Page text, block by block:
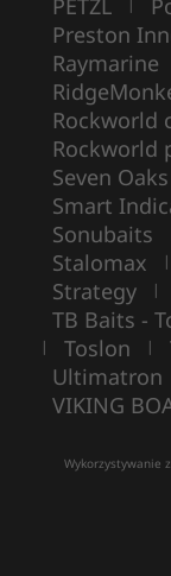
Preston
Raymarine
Rockworld
Rockworld
Seven Oaks
Smart
Sonubaits
Stalomax |
Strategy |
TB Baits -
| Toslon |
Ultimatron
VIKING
Wykorzystywanie